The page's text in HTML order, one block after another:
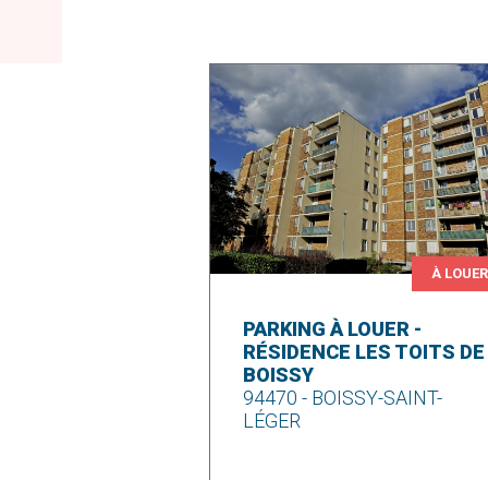
À LOUER
PARKING À LOUER -
RÉSIDENCE LES TOITS DE
BOISSY
94470 - BOISSY-SAINT-
LÉGER